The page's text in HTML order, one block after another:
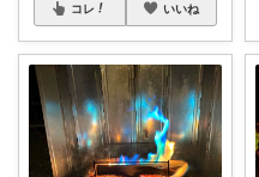
コレ いいね